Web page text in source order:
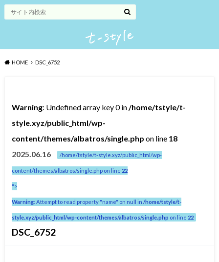
HOME DSC_6752
Warning: Undefined array key 0 in/home/tstyle/t-
style.xyz/public_html/wp-
content/themes/albatros/single.php on line 18
2025.06.16
/home/tstyle/t-style.xyz/public_html/wp-
content/themes/albatros/single.php on line 22
">
Warning: Attempt to read property "name" on null in/home/tstyle/t-
style.xyz/public_html/wp-content/themes/albatros/single.php on line 22
DSC_6752